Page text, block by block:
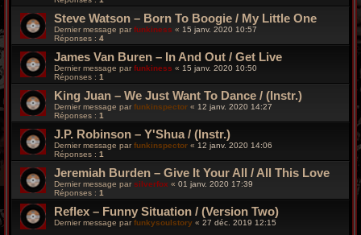
Steve Watson – Born To Boogie / My Little One
Dernier message par funkiness « 15 janv. 2020 10:57
Réponses : 4
James Van Buren ‎– In And Out / Get Live
Dernier message parfunkiness « 15 janv. 2020 10:50
Réponses : 1
King Juan – We Just Want To Dance / (Instr.)
Dernier message par funkinspector « 12 janv. 2020 14:27
Réponses : 1
J.P. Robinson – Y'Shua / (Instr.)
Dernier message parfunkinspector « 12 janv. 2020 14:06
Réponses : 1
Jeremiah Burden ‎– Give It Your All / All This Love
Dernier message par silverfox « 01 janv. 2020 17:39
Réponses : 1
Reflex – Funny Situation / (Version Two)
Dernier message parfunkysoulstory « 27 déc. 2019 12:15